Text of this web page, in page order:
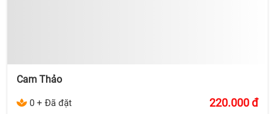
Cam Thảo
0 + Đã đặt 220.000đ